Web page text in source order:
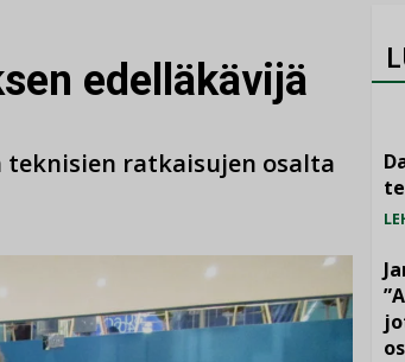
edelläkävijä
teknisien ratkaisujen osalta